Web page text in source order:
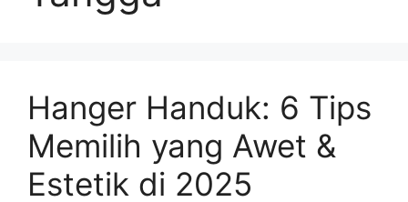
Hanger Handuk: 6 Tips
Memilih yang Awet &
Estetik di 2025